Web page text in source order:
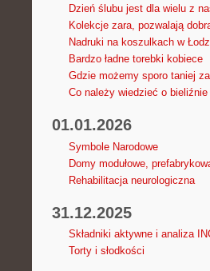
Dzień ślubu jest dla wielu z
Kolekcje zara, pozwalają
Nadruki na koszulkach w
Bardzo ładne torebki kobiece
Gdzie możemy sporo taniej
Co należy wiedzieć o
01.01.2026
Symbole Narodowe
Domy modułowe,
Rehabilitacja neurologiczna
31.12.2025
Składniki aktywne i analiza
Torty i słodkości